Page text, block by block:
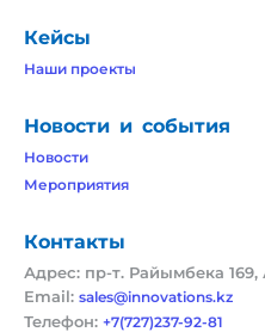
Кейсы
Наши проекты
Новости и события
Новости
Мероприятия
Контакты
Адрес: пр-т. Райымбека 169,
Email: sales@innovations.kz
Телефон: +7(727)237-92-81